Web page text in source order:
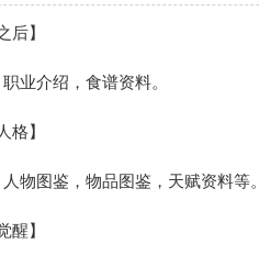
后】
业介绍，食谱资料。
格】
物图鉴，物品图鉴，天赋资料等。
醒】